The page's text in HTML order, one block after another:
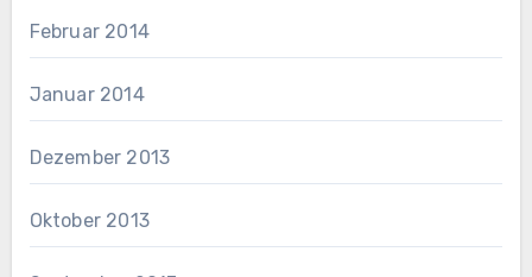
Februar 2014
Januar 2014
Dezember 2013
Oktober 2013